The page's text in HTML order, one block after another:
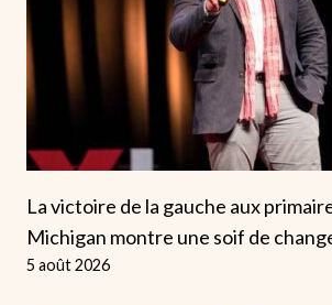
La victoire de la gauche aux
Michigan montre une soif de
5 août 2026